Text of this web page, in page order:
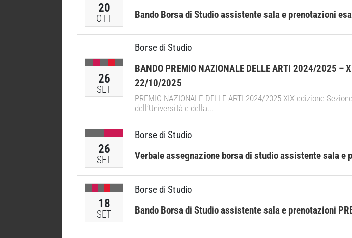
20
OTT
Bando Borsa di Studio assistente sala e prenotazioni
26
SET
Borse di Studio
BANDO PREMIO NAZIONALE DELLE ARTI 2024/2025
22/10/2025
PREMIO NAZIONALE DELLE ARTI 2024/2025 XIX edizione
dell’Università e della...
26
SET
Borse di Studio
Verbale assegnazione borsa di studio assistente sala e
18
SET
Borse di Studio
Bando Borsa di Studio assistente sala e prenotazioni